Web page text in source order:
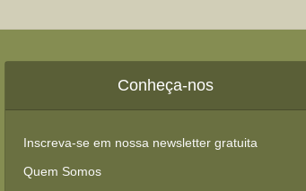
Conheça-nos
Inscreva-se em nossa newsletter gratuita
Quem Somos